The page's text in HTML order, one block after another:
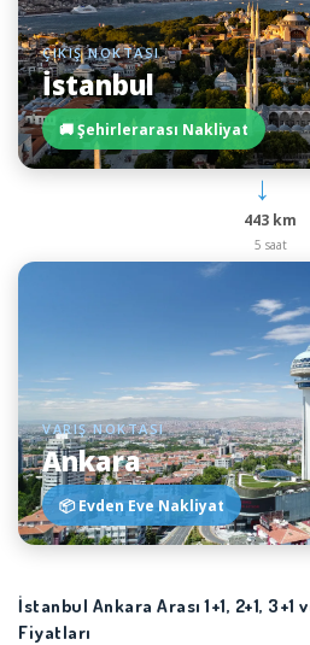
ÇIKIŞ NOKTASI
İstanbul
🚚 Şehirlerarası Nakliyat
→
443 km
5 saat
VARIŞ NOKTASI
Ankara
📦 Evden Eve Nakliyat
İstanbul Ankara Arası 1+1, 2+1, 3+1
Fiyatları